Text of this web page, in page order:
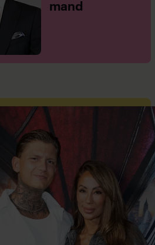
mand